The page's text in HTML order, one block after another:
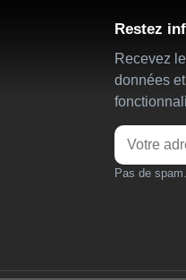
Restez
Recevez
données
Email
Pas de